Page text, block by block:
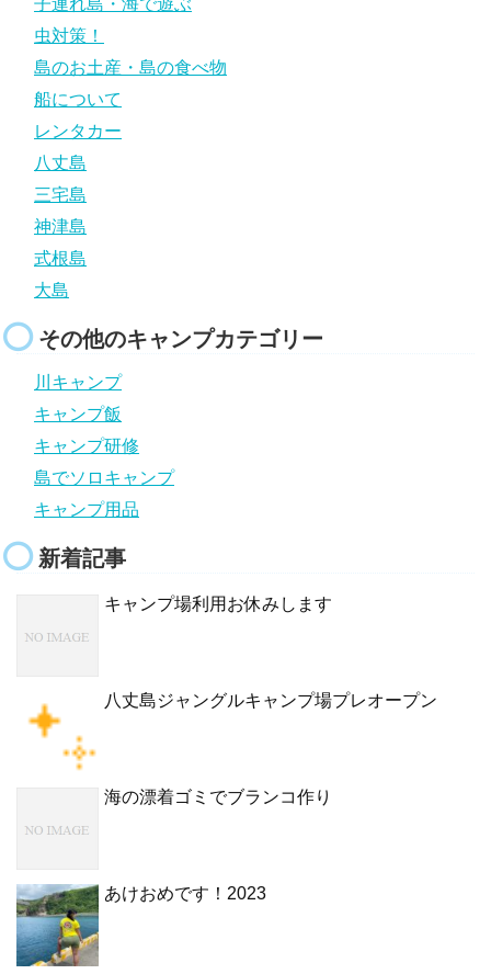
虫対策！
島のお土産・島の食べ物
船について
レンタカー
八丈島
三宅島
神津島
式根島
大島
その他のキャンプカテゴリー
川キャンプ
キャンプ飯
キャンプ研修
島でソロキャンプ
キャンプ用品
新着記事
キャンプ場利用お休みします
八丈島ジャングルキャンプ場プレオープン
海の漂着ゴミでブランコ作り
あけおめです！2023